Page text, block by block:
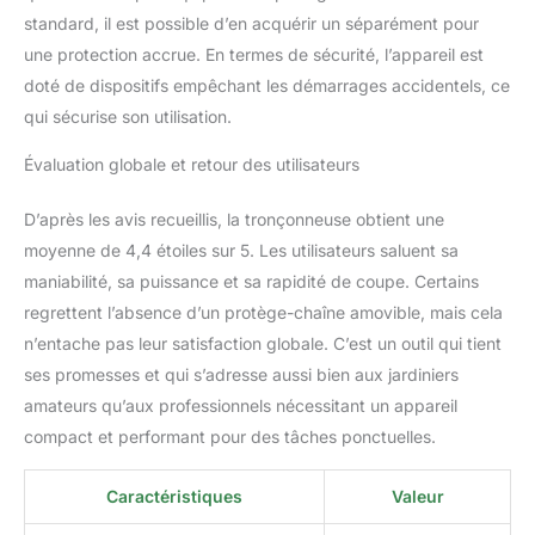
pendant son utilisation.
De plus, elle est facile à
entretenir et nécessite
moins de coûts de
Automatique de la
tronconneuse electrique
sans fil est équipée d'un
système de lubrification
automatique et d'un
guide-chaîne, ce qui
facilite grandement la
lubrification de la chaîne
et réduit l'usure. 【Kit
Tronçonneuse】Notre
tronçonneuse sans fil est
presque prête à l'emploi
dès la sortie de la boîte.
standard, il est possible d’en acquérir un séparément pour
une protection accrue. En termes de sécurité, l’appareil est
doté de dispositifs empêchant les démarrages accidentels, ce
qui sécurise son utilisation.
Évaluation globale et retour des utilisateurs
D’après les avis recueillis, la tronçonneuse obtient une
moyenne de 4,4 étoiles sur 5. Les utilisateurs saluent sa
maniabilité, sa puissance et sa rapidité de coupe. Certains
regrettent l’absence d’un protège-chaîne amovible, mais cela
n’entache pas leur satisfaction globale. C’est un outil qui tient
ses promesses et qui s’adresse aussi bien aux jardiniers
amateurs qu’aux professionnels nécessitant un appareil
compact et performant pour des tâches ponctuelles.
Caractéristiques Valeur